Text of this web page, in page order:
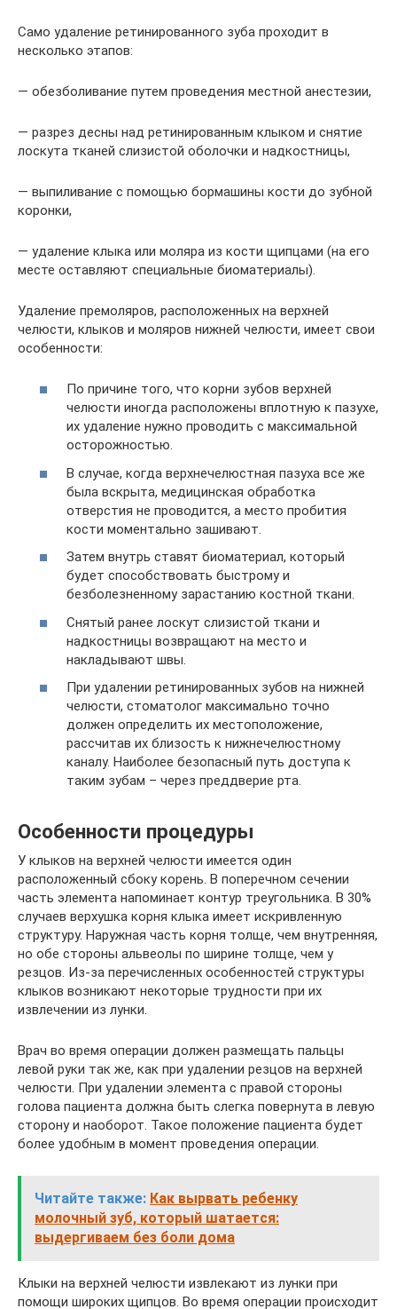
Само удаление ретинированного зуба проходит в
несколько этапов:
— обезболивание путем проведения местной анестезии,
— разрез десны над ретинированным клыком и снятие
лоскута тканей слизистой оболочки и надкостницы,
— выпиливание с помощью бормашины кости до зубной
коронки,
— удаление клыка или моляра из кости щипцами (на его
месте оставляют специальные биоматериалы).
Удаление премоляров, расположенных на верхней
челюсти, клыков и моляров нижней челюсти, имеет свои
особенности:
По причине того, что корни зубов верхней
челюсти иногда расположены вплотную к пазухе,
их удаление нужно проводить с максимальной
осторожностью.
В случае, когда верхнечелюстная пазуха все же
была вскрыта, медицинская обработка
отверстия не проводится, а место пробития
кости моментально зашивают.
Затем внутрь ставят биоматериал, который
будет способствовать быстрому и
безболезненному зарастанию костной ткани.
Снятый ранее лоскут слизистой ткани и
надкостницы возвращают на место и
накладывают швы.
При удалении ретинированных зубов на нижней
челюсти, стоматолог максимально точно
должен определить их местоположение,
рассчитав их близость к нижнечелюстному
каналу. Наиболее безопасный путь доступа к
таким зубам – через преддверие рта.
Особенности процедуры
У клыков на верхней челюсти имеется один
расположенный сбоку корень. В поперечном сечении
часть элемента напоминает контур треугольника. В 30%
случаев верхушка корня клыка имеет искривленную
структуру. Наружная часть корня толще, чем внутренняя,
но обе стороны альвеолы по ширине толще, чем у
резцов. Из-за перечисленных особенностей структуры
клыков возникают некоторые трудности при их
извлечении из лунки.
Врач во время операции должен размещать пальцы
левой руки так же, как при удалении резцов на верхней
челюсти. При удалении элемента с правой стороны
голова пациента должна быть слегка повернута в левую
сторону и наоборот. Такое положение пациента будет
более удобным в момент проведения операции.
Читайте также: Как вырвать ребенку
молочный зуб, который шатается:
выдергиваем без боли дома
Клыки на верхней челюсти извлекают из лунки при
помощи широких щипцов. Во время операции происходит